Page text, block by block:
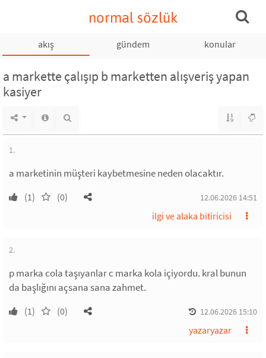
normal sözlük
akış gündem konular
a markette çalışıp b marketten alışveriş yapan
kasiyer
1.
a marketinin müşteri kaybetmesine neden olacaktır.
(1) (0) 12.06.2026 14:51
ilgi ve alaka bitiricisi
2.
p marka cola taşıyanlar c marka kola içiyordu. kral bunun
da başlığını açsana sana zahmet.
(1) (0) 12.06.2026 15:10
yazaryazar